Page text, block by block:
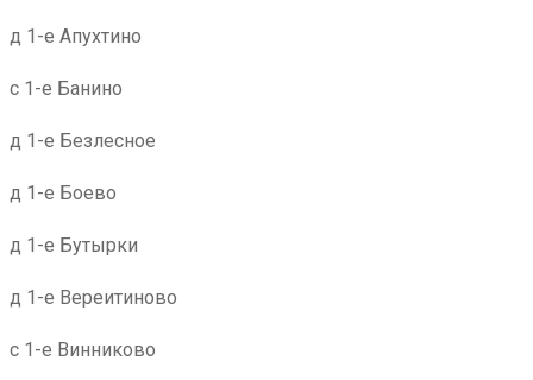
д 1-е Апухтино
с 1-е Банино
д 1-е Безлесное
д 1-е Боево
д 1-е Бутырки
д 1-е Вереитиново
с 1-е Винниково